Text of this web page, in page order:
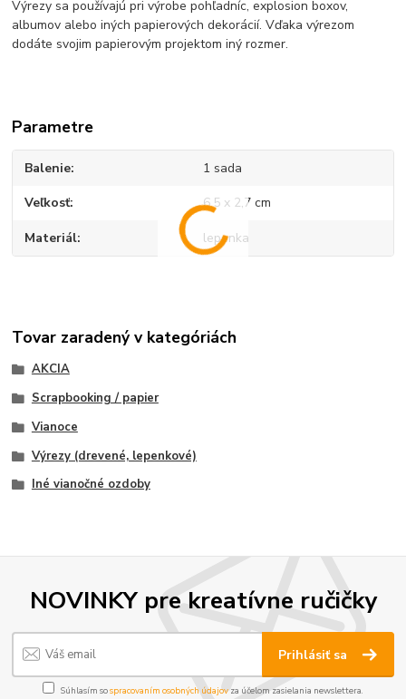
Výrezy sa používajú pri výrobe pohľadníc, explosion boxov,
albumov alebo iných papierových dekorácií. Vďaka výrezom
dodáte svojim papierovým projektom iný rozmer.
Parametre
Balenie 1 sada
Veľkosť 6,5 x 2,7 cm
Materiál lepenka
Tovar zaradený v kategóriách
AKCIA
Scrapbooking / papier
Vianoce
Výrezy (drevené, lepenkové)
Iné vianočné ozdoby
NOVINKY pre kreatívne ručičky
Prihlásiť sa
Súhlasím sospracovaním osobných údajov za účelom zasielania newslettera.